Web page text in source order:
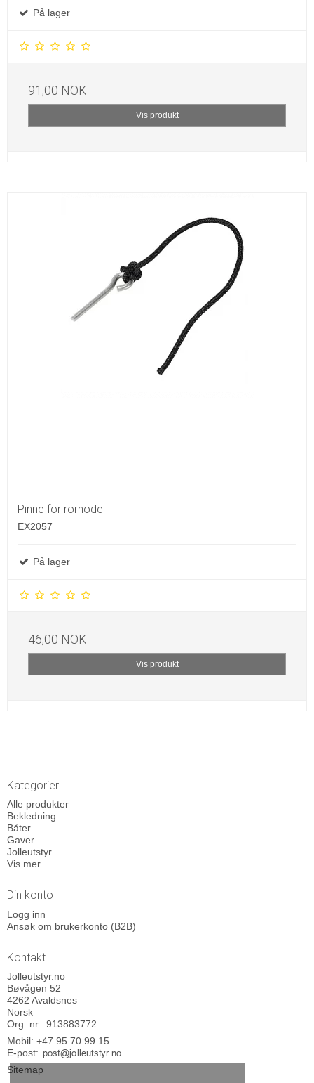
På lager
91,00 NOK
Vis produkt
Pinne for rorhode
EX2057
På lager
46,00 NOK
Vis produkt
Kategorier
Alle produkter
Bekledning
Båter
Gaver
Jolleutstyr
Vis mer
Din konto
Logg inn
Ansøk om brukerkonto (B2B)
Kontakt
Jolleutstyr.no
Bøvågen 52
4262 Avaldsnes
Norsk
Org. nr.: 913883772
Mobil: +47 95 70 99 15
E-post:
Sitemap